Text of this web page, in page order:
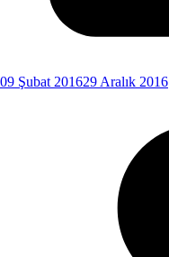
09 Şubat 201629 Aralık 2016